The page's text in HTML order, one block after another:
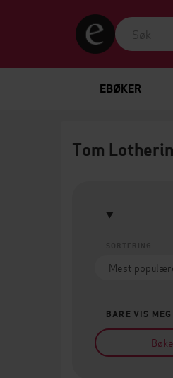
EBØKER
Tom
BARE VIS MEG